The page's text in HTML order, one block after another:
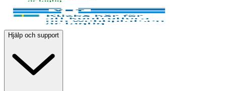
Hjälp och support